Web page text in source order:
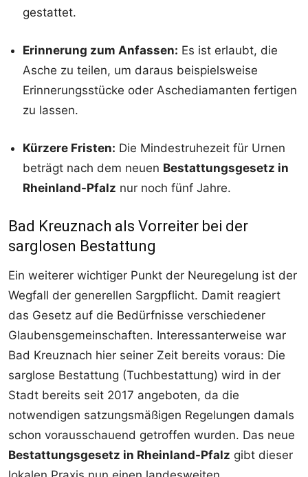
gestattet.
Erinnerung zum Anfassen: Es ist erlaubt, die
Asche zu teilen, um daraus beispielsweise
Erinnerungsstücke oder Aschediamanten fertigen
zu lassen.
Kürzere Fristen: Die Mindestruhezeit für Urnen
beträgt nach dem neuen Bestattungsgesetz in
Rheinland-Pfalz nur noch fünf Jahre.
Bad Kreuznach als Vorreiter bei der
sarglosen Bestattung
Ein weiterer wichtiger Punkt der Neuregelung ist der
Wegfall der generellen Sargpflicht. Damit reagiert
das Gesetz auf die Bedürfnisse verschiedener
Glaubensgemeinschaften. Interessanterweise war
Bad Kreuznach hier seiner Zeit bereits voraus: Die
sarglose Bestattung (Tuchbestattung) wird in der
Stadt bereits seit 2017 angeboten, da die
notwendigen satzungsmäßigen Regelungen damals
schon vorausschauend getroffen wurden. Das neue
Bestattungsgesetz in Rheinland-Pfalz gibt dieser